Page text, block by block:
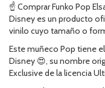
☝ Comprar Funko Pop
Disney es un producto
vinilo cuyo tamaño o
Este muñeco Pop tiene
Disney 😍, su nombre
Exclusive de la licencia